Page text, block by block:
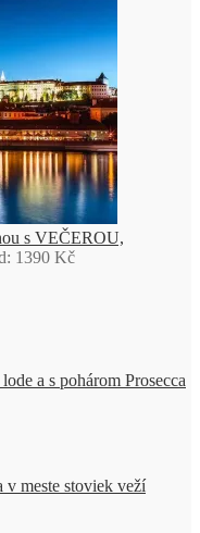
s VEČEROU,
1390 Kč
a s pohárom Prosecca
v meste stoviek veží